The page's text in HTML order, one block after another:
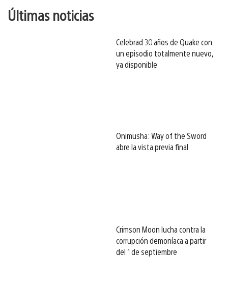
Últimas noticias
Celebrad 30 años de Quake con
un episodio totalmente nuevo,
ya disponible
Onimusha: Way of the Sword
abre la vista previa final
Crimson Moon lucha contra la
corrupción demoníaca a partir
del 1 de septiembre